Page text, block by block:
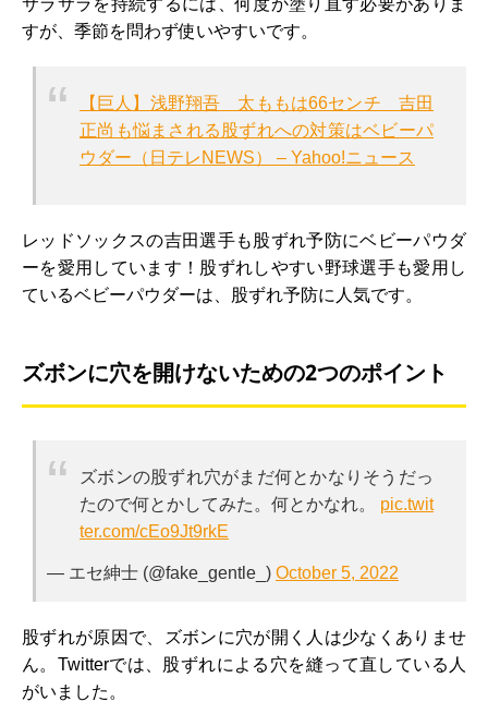
サラサラを持続するには、何度か塗り直す必要がありま
すが、季節を問わず使いやすいです。
【巨人】浅野翔吾 太ももは66センチ 吉田
正尚も悩まされる股ずれへの対策はベビーパ
ウダー（日テレNEWS） – Yahoo!ニュース
レッドソックスの吉田選手も股ずれ予防にベビーパウダ
ーを愛用しています！股ずれしやすい野球選手も愛用し
ているベビーパウダーは、股ずれ予防に人気です。
ズボンに穴を開けないための2つのポイント
ズボンの股ずれ穴がまだ何とかなりそうだっ
たので何とかしてみた。何とかなれ。 pic.twit
ter.com/cEo9Jt9rkE
— エセ紳士 (@fake_gentle_) October 5, 2022
股ずれが原因で、ズボンに穴が開く人は少なくありませ
ん。Twitterでは、股ずれによる穴を縫って直している人
がいました。